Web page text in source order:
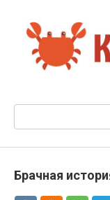
контенту
Брачная